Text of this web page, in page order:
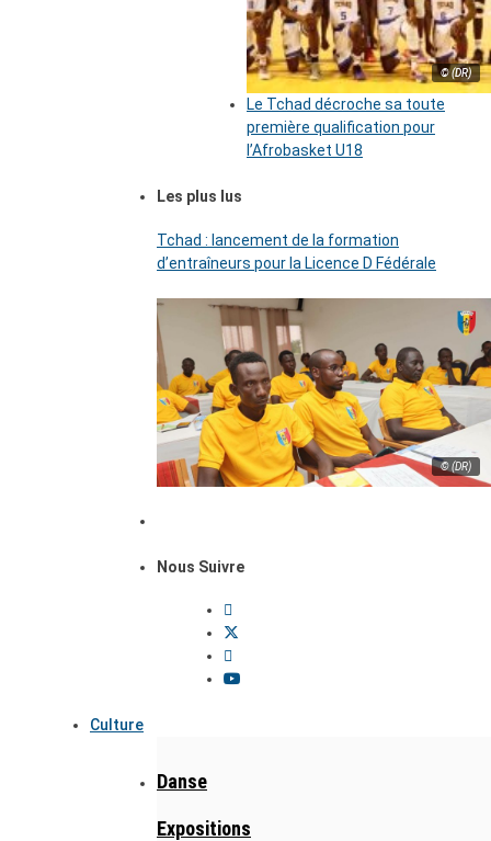
© (DR)
Le Tchad décroche sa toute
première qualification pour
l’Afrobasket U18
Les plus lus
Tchad : lancement de la formation
d’entraîneurs pour la Licence D Fédérale
© (DR)
Nous Suivre
Culture
Danse
Expositions